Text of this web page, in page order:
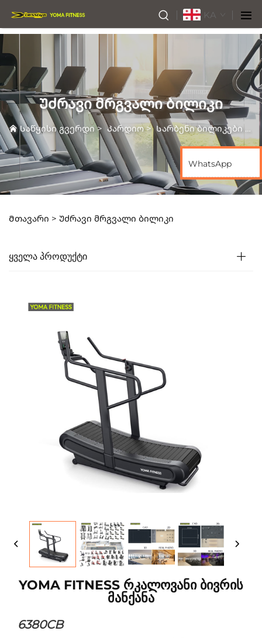
KA
Უძრავი მრგვალი ბილიკი
Საწყისი გვერდი> Კარდიო>Სარბენი ბილიკები>
Მთავარი > Უძრავი მრგვალი ბილიკი
ᲧᲕᲔᲚᲐ ᲞᲠᲝᲓᲣᲥᲢᲘ
YOMA FITNESS Რკალოვანი Ბივრის
Მანქანა
6380CB
WhatsApp